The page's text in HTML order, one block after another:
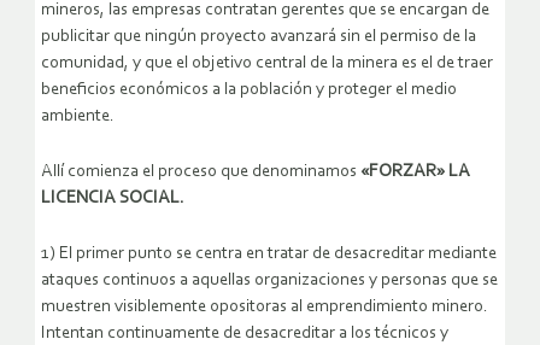
mineros, las empresas contratan gerentes que se encargan de
publicitar que ningún proyecto avanzará sin el permiso de la
comunidad, y que el objetivo central de la minera es el de traer
beneficios económicos a la población y proteger el medio
ambiente.
Allí comienza el proceso que denominamos «FORZAR» LA
LICENCIA SOCIAL.
1) El primer punto se centra en tratar de desacreditar mediante
ataques continuos a aquellas organizaciones y personas que se
muestren visiblemente opositoras al emprendimiento minero.
Intentan continuamente de desacreditar a los técnicos y